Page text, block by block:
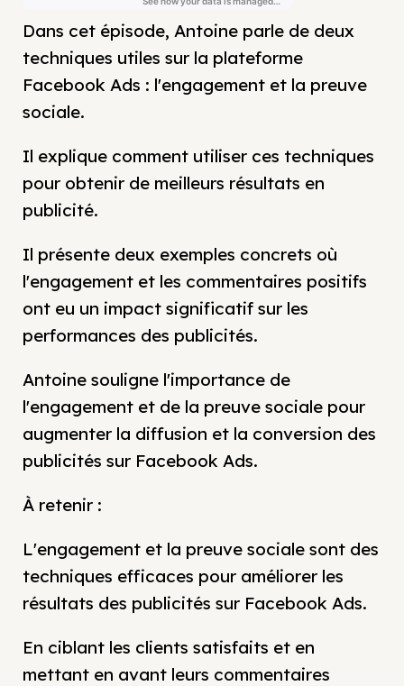
Dans cet épisode, Antoine parle de deux
techniques utiles sur la plateforme
Facebook Ads : l'engagement et la preuve
sociale.
Il explique comment utiliser ces techniques
pour obtenir de meilleurs résultats en
publicité.
Il présente deux exemples concrets où
l'engagement et les commentaires positifs
ont eu un impact significatif sur les
performances des publicités.
Antoine souligne l'importance de
l'engagement et de la preuve sociale pour
augmenter la diffusion et la conversion des
publicités sur Facebook Ads.
À retenir :
L'engagement et la preuve sociale sont des
techniques efficaces pour améliorer les
résultats des publicités sur Facebook Ads.
En ciblant les clients satisfaits et en
mettant en avant leurs commentaires